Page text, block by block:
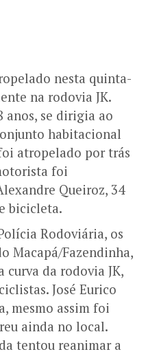
nesta quinta-
na rodovia JK.
anos, se dirigia ao
habitacional
atropelado por trás
foi
Queiroz, 34
bicicleta.
Rodoviária, os
Macapá/Fazendinha,
curva da rodovia JK,
José Eurico
mesmo assim foi
ainda no local.
tentou reanimar a